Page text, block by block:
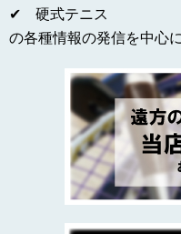
✔ 硬式テニス
の各種情報の発信を中心